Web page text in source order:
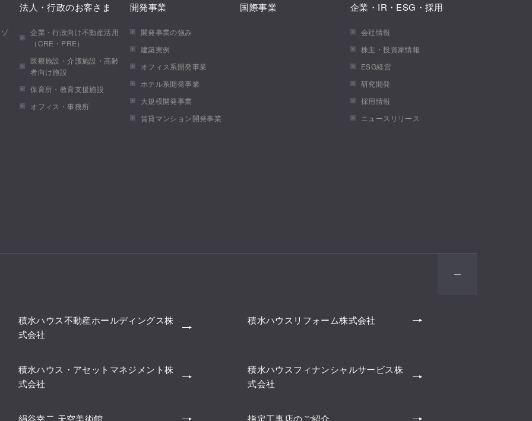
法人・行政のお客さま
企業・行政向け不動産活用
（CRE・PRE）
医療施設・介護施設・高齢
者向け施設
保育所・教育支援施設
オフィス・事務所
開発事業
開発事業の強み
建築実例
オフィス系開発事業
ホテル系開発事業
大規模開発事業
賃貸マンション開発事業
国際事業 企業・IR・ESG・採用
会社情報
株主・投資家情報
ESG経営
研究開発
採用情報
ニュースリリース
積水ハウス不動産ホールディングス株
式会社
積水ハウスリフォーム株式会社
積水ハウス・アセットマネジメント株
式会社
積水ハウスフィナンシャルサービス株
式会社